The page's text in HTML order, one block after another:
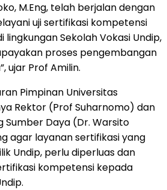
M.Eng, telah berjalan dengan
uji sertifikasi kompetensi
lingkungan Sekolah Vokasi Undip,
proses pengembangan
ujar Prof Amilin.
Pimpinan Universitas
Rektor (Prof Suharnomo) dan
Sumber Daya (Dr. Warsito
agar layanan sertifikasi yang
Undip, perlu diperluas dan
kompetensi kepada